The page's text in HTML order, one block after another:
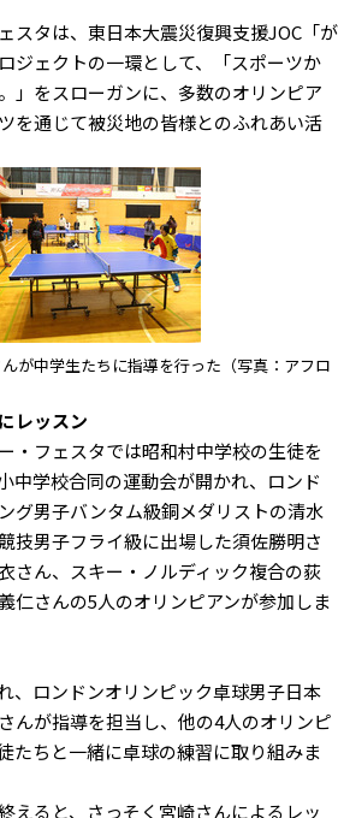
スタは、東日本大震災復興支援JOC「が
ジェクトの一環として、「スポーツか
」をスローガンに、多数のオリンピア
を通じて被災地の皆様とのふれあい活
が中学生たちに指導を行った（写真：アフロ
レッスン
・フェスタでは昭和村中学校の生徒を
中学校合同の運動会が開かれ、ロンド
グ男子バンタム級銅メダリストの清水
技男子フライ級に出場した須佐勝明さ
さん、スキー・ノルディック複合の荻
仁さんの5人のオリンピアンが参加しま
、ロンドンオリンピック卓球男子日本
んが指導を担当し、他の4人のオリンピ
たちと一緒に卓球の練習に取り組みま
えると、さっそく宮崎さんによるレッ